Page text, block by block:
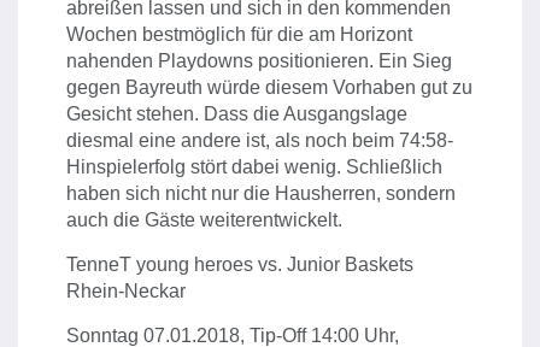
abreißen lassen und sich in den kommenden
Wochen bestmöglich für die am Horizont
nahenden Playdowns positionieren. Ein Sieg
gegen Bayreuth würde diesem Vorhaben gut zu
Gesicht stehen. Dass die Ausgangslage
diesmal eine andere ist, als noch beim 74:58-
Hinspielerfolg stört dabei wenig. Schließlich
haben sich nicht nur die Hausherren, sondern
auch die Gäste weiterentwickelt.
TenneT young heroes vs. Junior Baskets
Rhein-Neckar
Sonntag 07.01.2018, Tip-Off 14:00 Uhr,